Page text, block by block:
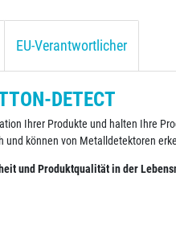
EU-Verantwortlicher
DETECT
Ihrer Produkte und halten Ihre
können von Metalldetektoren
und Produktqualität in der